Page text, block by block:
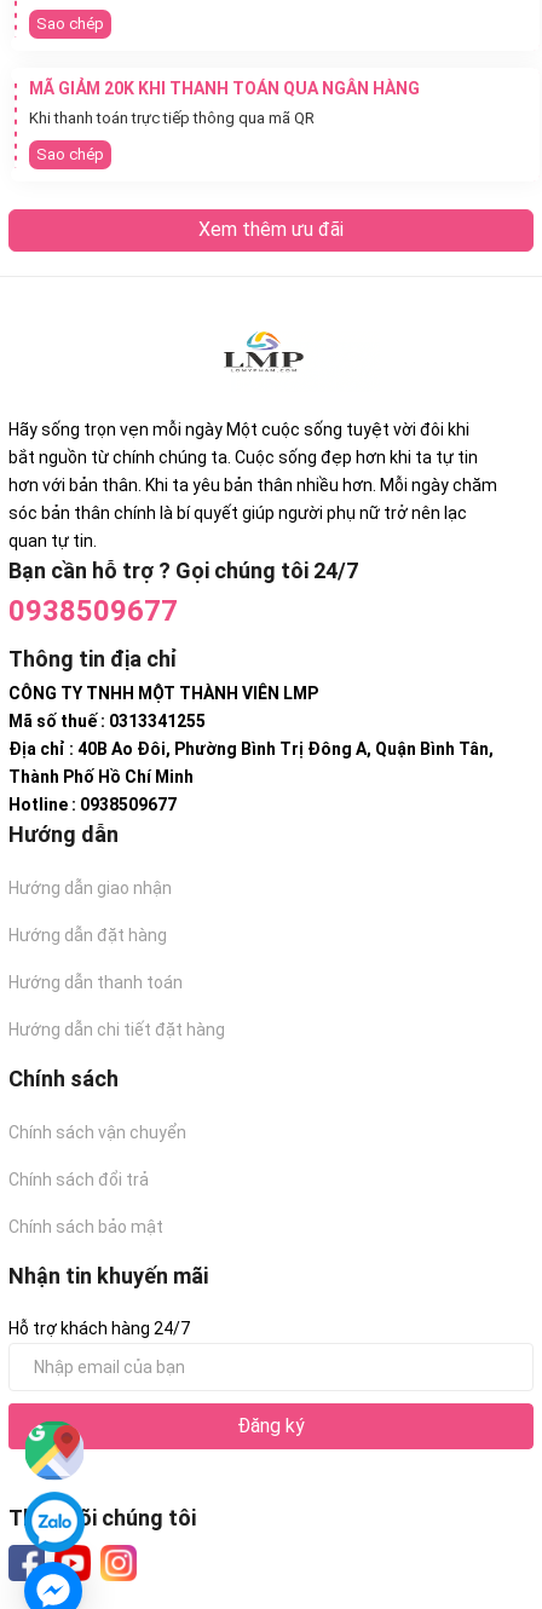
Sao chép
MÃ GIẢM 20K KHI THANH TOÁN QUA NGÂN HÀNG
Khi thanh toán trực tiếp thông qua mã QR
Sao chép
Xem thêm ưu đãi
Hãy sống trọn vẹn mỗi ngày Một cuộc sống tuyệt vời đôi khi
bắt nguồn từ chính chúng ta. Cuộc sống đẹp hơn khi ta tự tin
hơn với bản thân. Khi ta yêu bản thân nhiều hơn. Mỗi ngày chăm
sóc bản thân chính là bí quyết giúp người phụ nữ trở nên lạc
quan tự tin.
Bạn cần hỗ trợ ? Gọi chúng tôi 24/7
0938509677
Thông tin địa chỉ
CÔNG TY TNHH MỘT THÀNH VIÊN LMP
Mã số thuế : 0313341255
Địa chỉ : 40B Ao Đôi, Phường Bình Trị Đông A, Quận Bình Tân,
Thành Phố Hồ Chí Minh
Hotline : 0938509677
Hướng dẫn
Hướng dẫn giao nhận
Hướng dẫn đặt hàng
Hướng dẫn thanh toán
Hướng dẫn chi tiết đặt hàng
Chính sách
Chính sách vận chuyển
Chính sách đổi trả
Chính sách bảo mật
Nhận tin khuyến mãi
Hỗ trợ khách hàng 24/7
Đăng ký
Theo dõi chúng tôi